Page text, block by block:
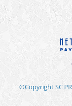
©Copyright SC